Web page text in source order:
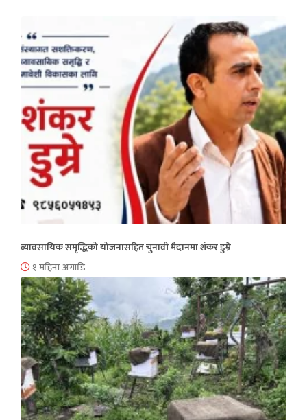
व्यावसायिक समृद्धिको योजनासहित चुनावी मैदानमा शंकर डुम्रे
१ महिना अगाडि